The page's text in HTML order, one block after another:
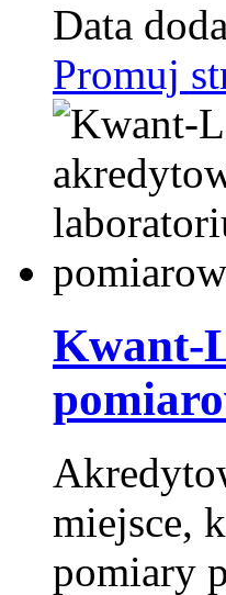
Data
Promuj
Kwant-
miejsce,
pomiary